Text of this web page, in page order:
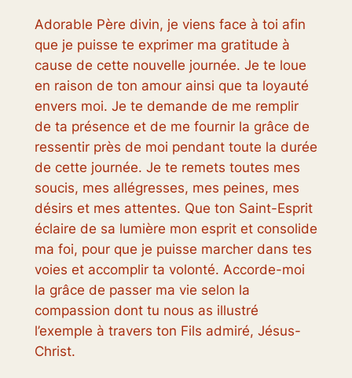
Adorable Père divin, je viens face à toi afin
que je puisse te exprimer ma gratitude à
cause de cette nouvelle journée. Je te loue
en raison de ton amour ainsi que ta loyauté
envers moi. Je te demande de me remplir
de ta présence et de me fournir la grâce de
ressentir près de moi pendant toute la durée
de cette journée. Je te remets toutes mes
soucis, mes allégresses, mes peines, mes
désirs et mes attentes. Que ton Saint-Esprit
éclaire de sa lumière mon esprit et consolide
ma foi, pour que je puisse marcher dans tes
voies et accomplir ta volonté. Accorde-moi
la grâce de passer ma vie selon la
compassion dont tu nous as illustré
l’exemple à travers ton Fils admiré, Jésus-
Christ.